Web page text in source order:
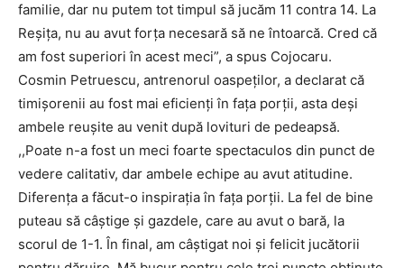
familie, dar nu putem tot timpul să jucăm 11 contra 14. La
Reşiţa, nu au avut forţa necesară să ne întoarcă. Cred că
am fost superiori în acest meci”, a spus Cojocaru.
Cosmin Petruescu, antrenorul oaspeţilor, a declarat că
timişorenii au fost mai eficienţi în faţa porţii, asta deşi
ambele reuşite au venit după lovituri de pedeapsă.
,,Poate n-a fost un meci foarte spectaculos din punct de
vedere calitativ, dar ambele echipe au avut atitudine.
Diferența a făcut-o inspirația în fața porții. La fel de bine
puteau să câștige și gazdele, care au avut o bară, la
scorul de 1-1. În final, am câștigat noi și felicit jucătorii